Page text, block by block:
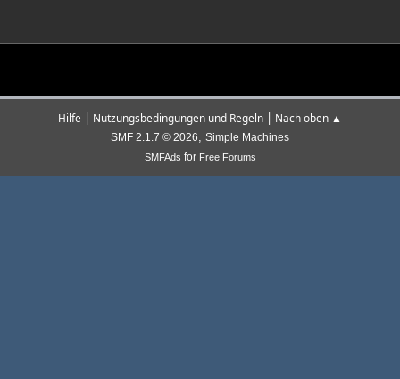
Hilfe | Nutzungsbedingungen und Regeln | Nach oben ▲
SMF 2.1.7 © 2026, Simple Machines
SMFAds for Free Forums